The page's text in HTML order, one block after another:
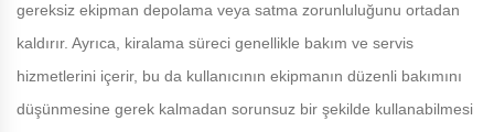
gereksiz ekipman depolama veya satma zorunluluğunu ortadan
kaldırır. Ayrıca, kiralama süreci genellikle bakım ve servis
hizmetlerini içerir, bu da kullanıcının ekipmanın düzenli bakımını
düşünmesine gerek kalmadan sorunsuz bir şekilde kullanabilmesi